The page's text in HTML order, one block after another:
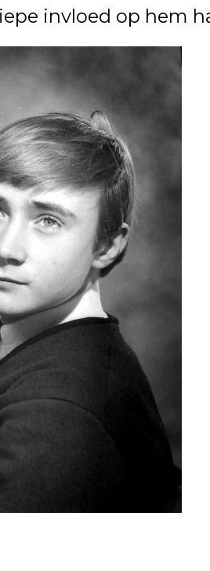
invloed op hem